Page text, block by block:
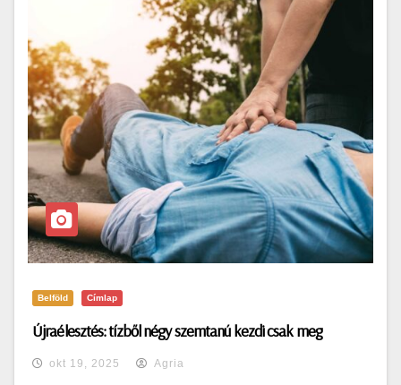
Belföld Címlap
Újraélesztés: tízből négy szemtanú kezdi csak meg
okt 19, 2025 Agria